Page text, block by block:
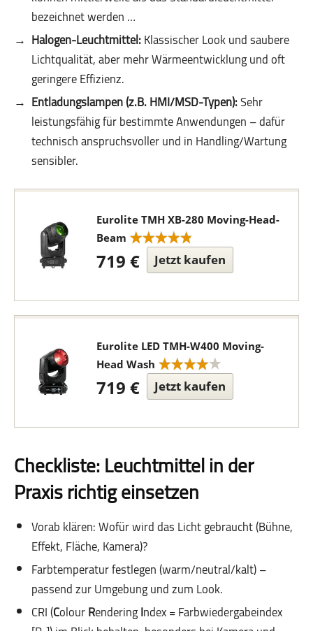
bezeichnet werden …
Halogen-Leuchtmittel:Klassischer Look und saubere
Lichtqualität, aber mehr Wärmeentwicklung und oft
geringere Effizienz.
Entladungslampen (z.B. HMI/MSD-Typen):Sehr
leistungsfähig für bestimmte Anwendungen – dafür
technisch anspruchsvoller und in Handling/Wartung
sensibler.
Eurolite TMH XB-280 Moving-Head-
Beam
719 € Jetzt kaufen
Eurolite LED TMH-W400 Moving-
Head Wash
719 € Jetzt kaufen
Checkliste: Leuchtmittel in der
Praxis richtig einsetzen
Vorab klären: Wofür wird das Licht gebraucht (Bühne,
Effekt, Fläche, Kamera)?
Farbtemperatur festlegen (warm/neutral/kalt) –
passend zur Umgebung und zum Look.
CRI (ColourRenderingIndex = Farbwiedergabeindex